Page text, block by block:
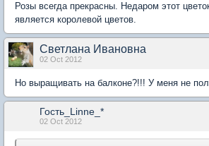
Розы всегда прекрасны. Недаром этот
является королевой цветов.
Светлана Ивановна
02 Oct 2012
Но выращивать на балконе?!!! У меня не
Гость_Linne_*
02 Oct 2012